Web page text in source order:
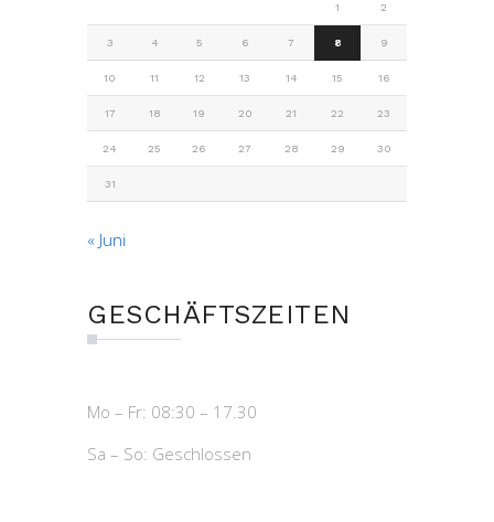
1 2
3 4 5 6 7 8 9
10 11 12 13 14 15 16
17 18 19 20 21 22 23
24 25 26 27 28 29 30
31
« Juni
GESCHÄFTSZEITEN
Mo – Fr: 08:30 – 17.30
Sa – So: Geschlossen